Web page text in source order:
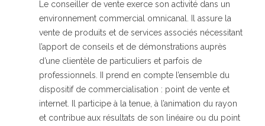
Qui sommes-nous ?
GRETA-CFA de Besançon
GRETA-CFA Haute-Saône – Nord Franche-Comté
GRETA-CFA du Haut-Doubs
Nos offres d’emplois
Le conseiller de vente exerce son activité dans un
environnement commercial omnicanal. Il assure la
vente de produits et de services associés nécessitant
l’apport de conseils et de démonstrations auprès
d’une clientèle de particuliers et parfois de
professionnels. II prend en compte l’ensemble du
dispositif de commercialisation : point de vente et
internet. Il participe à la tenue, à l’animation du rayon
et contribue aux résultats de son linéaire ou du point